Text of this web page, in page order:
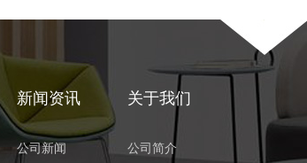
新闻资讯
公司新闻
关于我们
公司简介